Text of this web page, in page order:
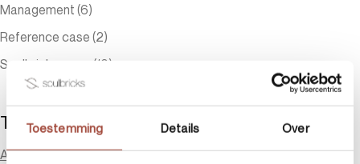
Toestemming Details Over
Management (6)
Reference case (2)
Soulbricks news
(10)
Tags
AI avenue77 co-working community community building